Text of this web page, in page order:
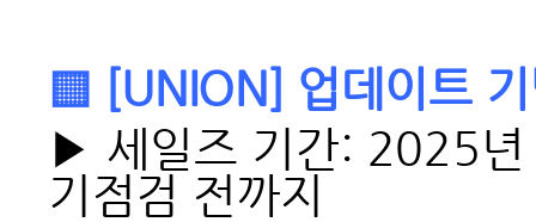
▒ [UNION] 업데이트
▶ 세일즈 기간: 2025
기점검 전까지